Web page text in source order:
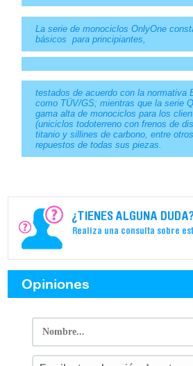
La serie de monociclos OnlyOne
básicos para principiantes,
testados de acuerdo con la normativa
como TÜV/GS; mientras que la serie
gama alta de monociclos para los
(uniciclos todoterreno con frenos de
titanio y sillines de carbono, entre
repuestos de todas sus piezas.
¿TIENES ALGUNA
Realiza una consulta sobre
Opiniones